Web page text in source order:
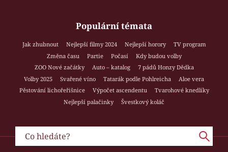
Populární témata
Jak zhubnout Nejlepší filmy 2024 Nejlepší horory
TV program
Změna času
Partie Počasí
Kdy budou volby
ZOO Nové začátky
Auto – katalog
7 pádů Honzy Dědka
Volby 2025
Svařené víno Tatarák podle Pohlreicha
Aloe vera
Pěstování lichořeřišnice
Výpočet ascendentu
Tvarohové knedlíky
Nejlepší palačinky
Švestkový koláč